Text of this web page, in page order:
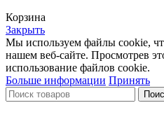
Корзина
Закрыть
Мы используем файлы cookie,
нашем веб-сайте. Просмотрев
использование файлов cookie.
Больше информации Принять